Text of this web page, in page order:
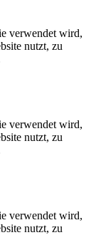
verwendet wird,
nutzt, zu
verwendet wird,
nutzt, zu
verwendet wird,
nutzt, zu